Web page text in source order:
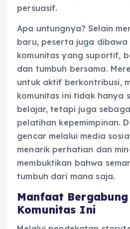
persuasif.
Apa untungnya? Selain
baru, peserta juga dibawa
komunitas yang suportif,
dan tumbuh bersama.
untuk aktif berkontribusi,
komunitas ini tidak hanya
belajar, tetapi juga
pelatihan kepemimpinan.
gencar melalui media
menarik perhatian dan
membuktikan bahwa
tumbuh dari mana saja.
Manfaat
Komunitas Ini